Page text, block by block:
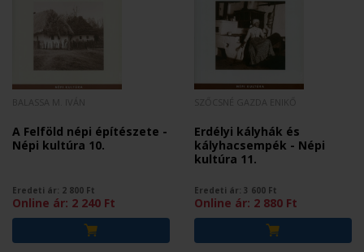
A Felföld népi építészete -
Népi kultúra 10.
Eredeti ár: 2 800 Ft
Online ár: 2 240 Ft
Erdélyi kályhák és
kályhacsempék - Népi
kultúra 11.
Eredeti ár: 3 600 Ft
Online ár: 2 880 Ft